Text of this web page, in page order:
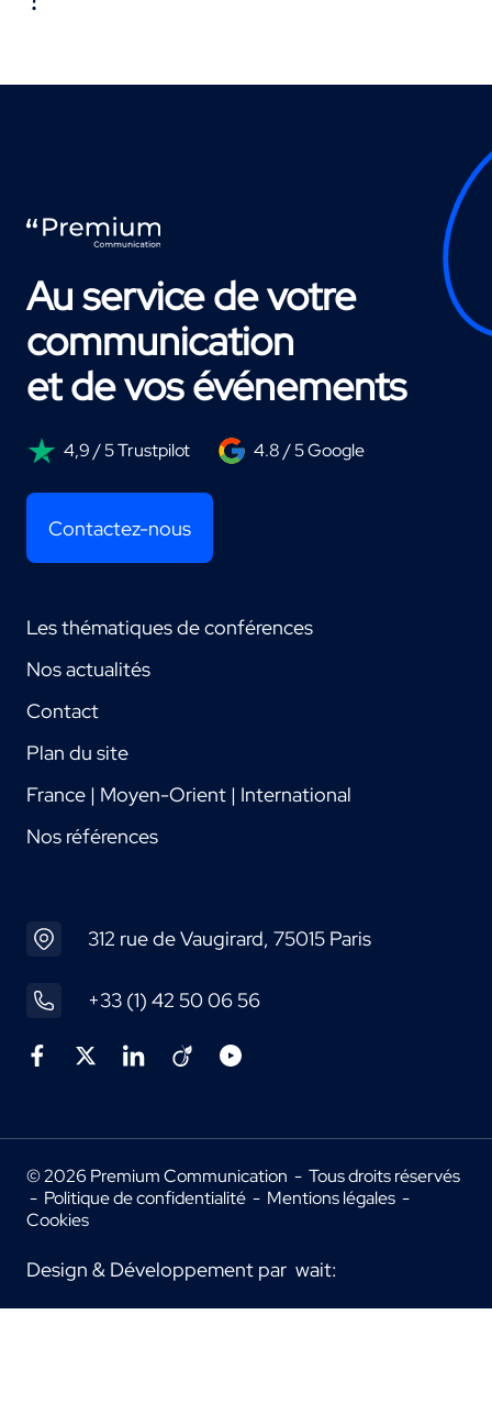
Au service de votre
communication
et de vos événements
4,9 / 5 Trustpilot 4.8 / 5 Google
Contactez-nous
Les thématiques de conférences
Nos actualités
Contact
Plan du site
France | Moyen-Orient | International
Nos références
312 rue de Vaugirard, 75015 Paris
+33 (1) 42 50 06 56
© 2026 Premium Communication - Tous droits réservés
- Politique de confidentialité - Mentions légales -
Cookies
Design & Développement par wait: